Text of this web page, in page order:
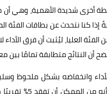
الفئة العليا، ليُثبت أن فرق